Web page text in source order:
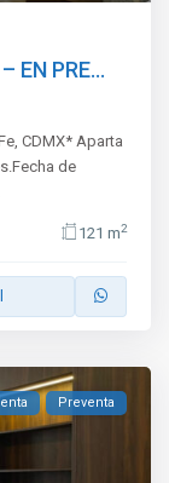
EN PRE...
CDMX* Aparta
de
121 m2
Preventa